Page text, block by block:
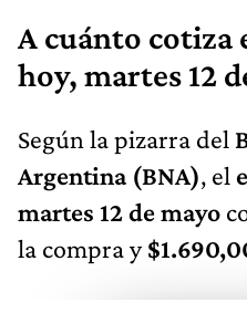
A cuánto cotiza
hoy, martes 12
Según la pizarra del
Argentina (BNA), el
martes 12 de mayo
la compra y